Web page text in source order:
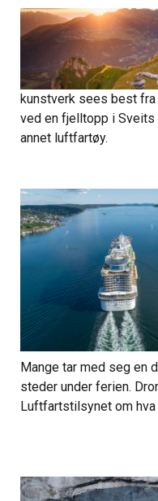
kunstverk sees best
ved en fjelltopp i
annet luftfartøy.
Mange tar med seg en
steder under ferien.
Luftfartstilsynet om hva